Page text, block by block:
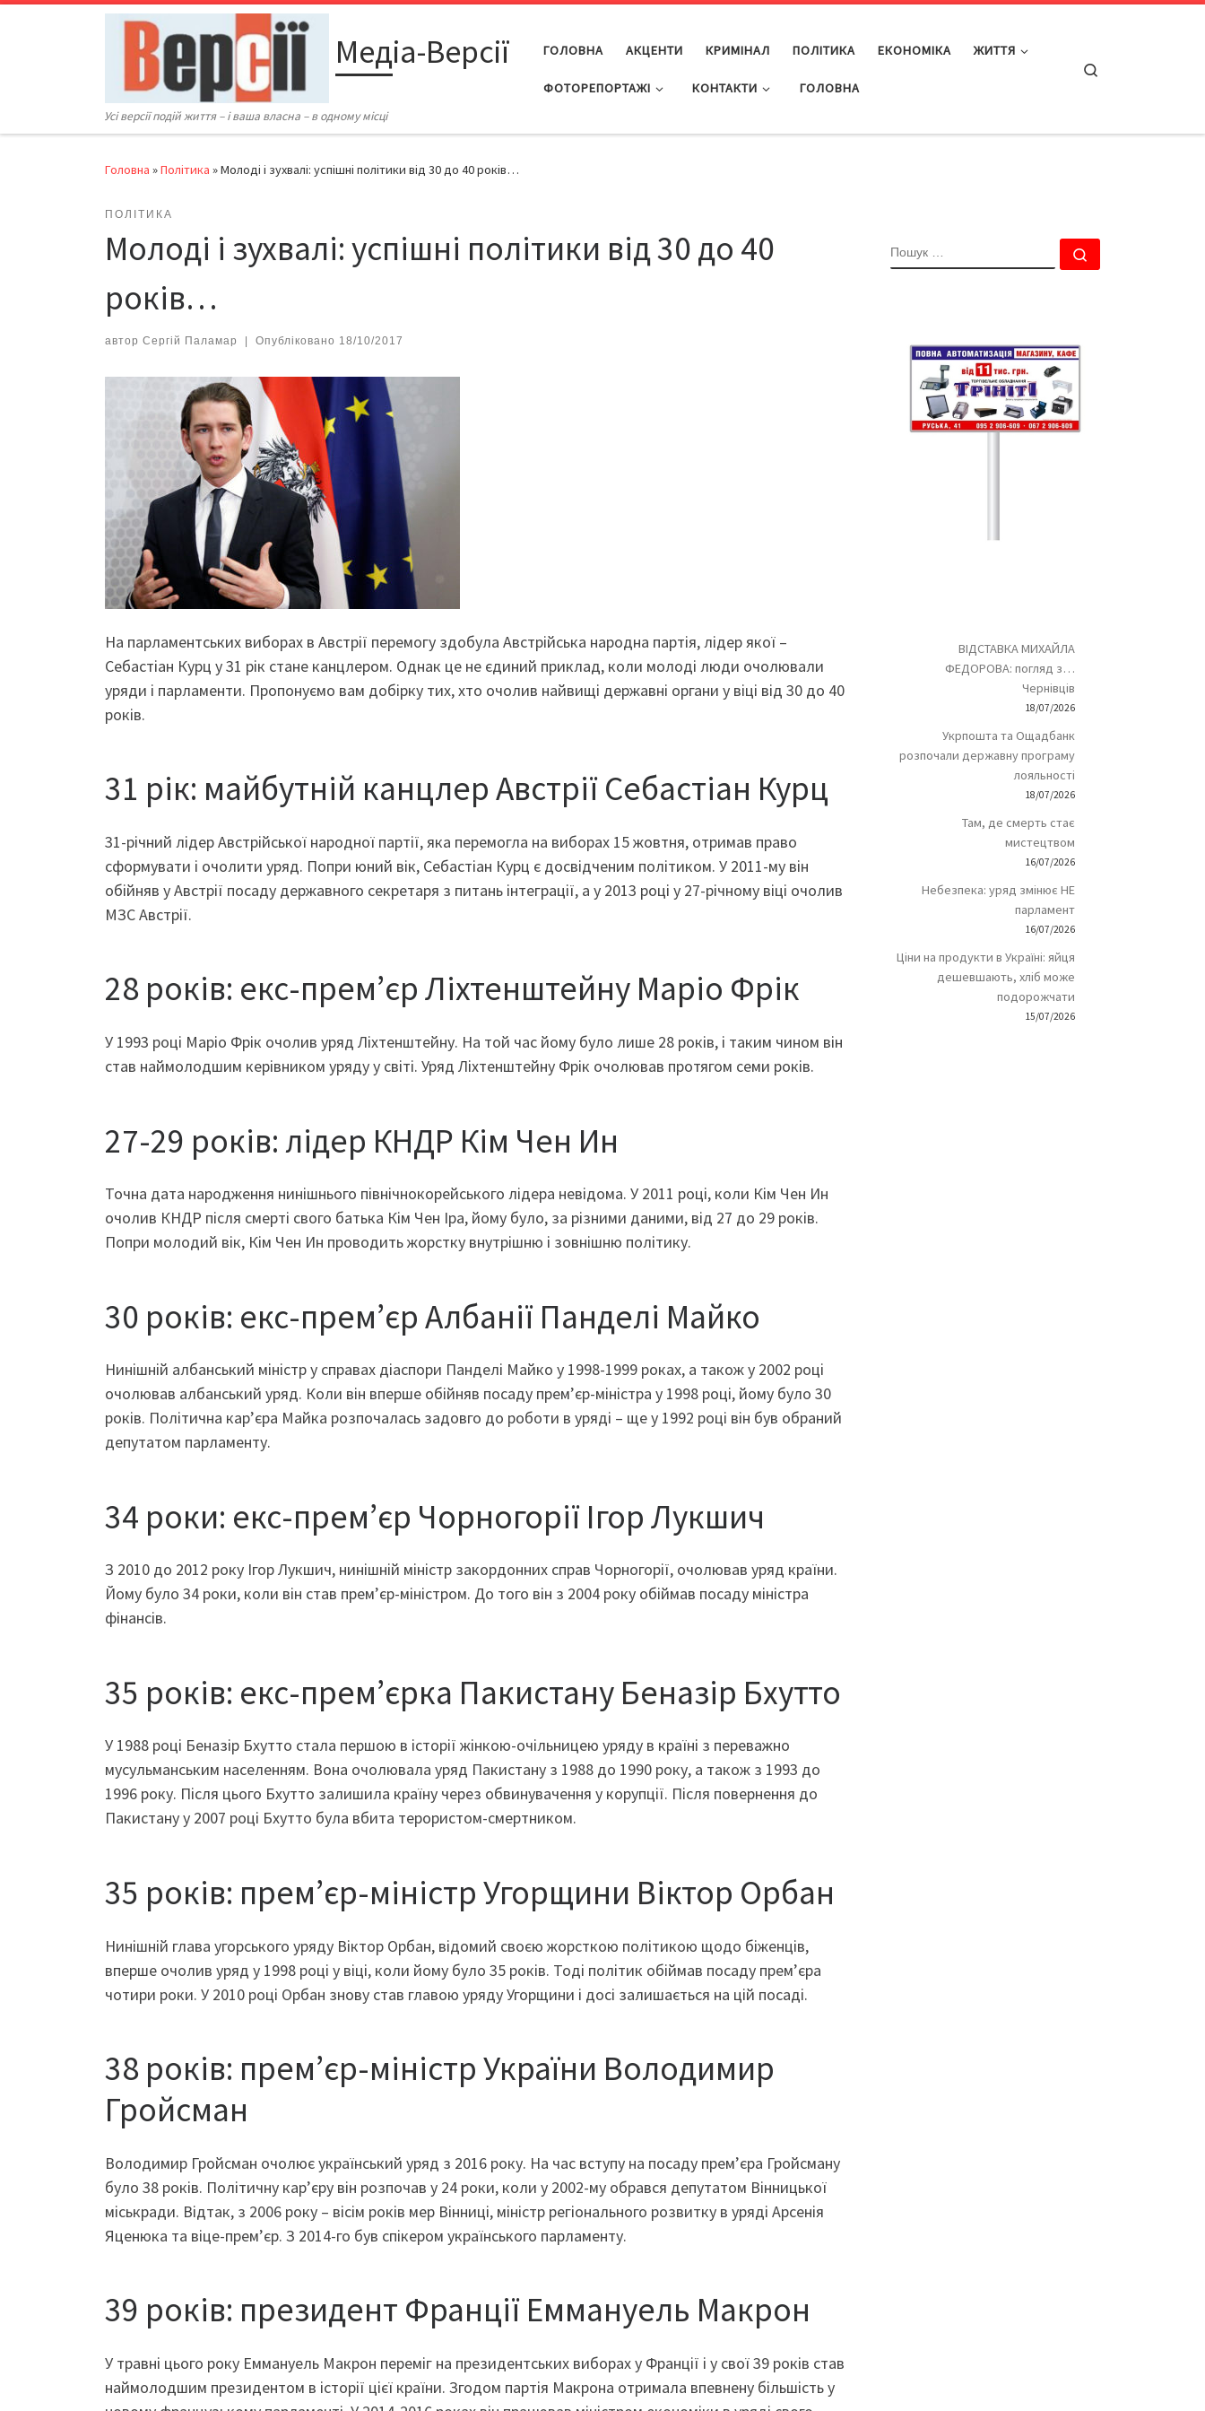
Перейти до вмісту
Медіа-Версії
Усі версії подій життя – і ваша власна – в одному місці
ГОЛОВНА АКЦЕНТИ КРИМІНАЛ ПОЛІТИКА ЕКОНОМІКА ЖИТТЯ
ФОТОРЕПОРТАЖІ КОНТАКТИ ГОЛОВНА
Головна »Політика »Молоді і зухвалі: успішні політики від 30 до 40 років…
ПОЛІТИКА
Молоді і зухвалі: успішні політики від 30 до 40
років…
автор Сергій Паламар Опубліковано 18/10/2017
На парламентських виборах в Австрії перемогу здобула Австрійська народна партія, лідер якої –
Себастіан Курц у 31 рік стане канцлером. Однак це не єдиний приклад, коли молоді люди очолювали
уряди і парламенти. Пропонуємо вам добірку тих, хто очолив найвищі державні органи у віці від 30 до 40
років.
31 рік: майбутній канцлер Австрії Себастіан Курц
31-річний лідер Австрійської народної партії, яка перемогла на виборах 15 жовтня, отримав право
сформувати і очолити уряд. Попри юний вік, Себастіан Курц є досвідченим політиком. У 2011-му він
обійняв у Австрії посаду державного секретаря з питань інтеграції, а у 2013 році у 27-річному віці очолив
МЗС Австрії.
28 років: екс-прем’єр Ліхтенштейну Маріо Фрік
У 1993 році Маріо Фрік очолив уряд Ліхтенштейну. На той час йому було лише 28 років, і таким чином він
став наймолодшим керівником уряду у світі. Уряд Ліхтенштейну Фрік очолював протягом семи років.
27-29 років: лідер КНДР Кім Чен Ин
Точна дата народження нинішнього північнокорейського лідера невідома. У 2011 році, коли Кім Чен Ин
очолив КНДР після смерті свого батька Кім Чен Іра, йому було, за різними даними, від 27 до 29 років.
Попри молодий вік, Кім Чен Ин проводить жорстку внутрішню і зовнішню політику.
30 років: екс-прем’єр Албанії Панделі Майко
Нинішній албанський міністр у справах діаспори Панделі Майко у 1998-1999 роках, а також у 2002 році
очолював албанський уряд. Коли він вперше обійняв посаду прем’єр-міністра у 1998 році, йому було 30
років. Політична кар’єра Майка розпочалась задовго до роботи в уряді – ще у 1992 році він був обраний
депутатом парламенту.
34 роки: екс-прем’єр Чорногорії Ігор Лукшич
З 2010 до 2012 року Ігор Лукшич, нинішній міністр закордонних справ Чорногорії, очолював уряд країни.
Йому було 34 роки, коли він став прем’єр-міністром. До того він з 2004 року обіймав посаду міністра
фінансів.
35 років: екс-прем’єрка Пакистану Беназір Бхутто
У 1988 році Беназір Бхутто стала першою в історії жінкою-очільницею уряду в країні з переважно
мусульманським населенням. Вона очолювала уряд Пакистану з 1988 до 1990 року, а також з 1993 до
1996 року. Після цього Бхутто залишила країну через обвинувачення у корупції. Після повернення до
Пакистану у 2007 році Бхутто була вбита терористом-смертником.
35 років: прем’єр-міністр Угорщини Віктор Орбан
Нинішній глава угорського уряду Віктор Орбан, відомий своєю жорсткою політикою щодо біженців,
вперше очолив уряд у 1998 році у віці, коли йому було 35 років. Тоді політик обіймав посаду прем’єра
чотири роки. У 2010 році Орбан знову став главою уряду Угорщини і досі залишається на цій посаді.
38 років: прем’єр-міністр України Володимир
Гройсман
Володимир Гройсман очолює український уряд з 2016 року. На час вступу на посаду прем’єра Гройсману
було 38 років. Політичну кар’єру він розпочав у 24 роки, коли у 2002-му обрався депутатом Вінницької
міськради. Відтак, з 2006 року – вісім років мер Вінниці, міністр регіонального розвитку в уряді Арсенія
Яценюка та віце-прем’єр. З 2014-го був спікером українського парламенту.
39 років: президент Франції Еммануель Макрон
У травні цього року Еммануель Макрон переміг на президентських виборах у Франції і у свої 39 років став
наймолодшим президентом в історії цієї країни. Згодом партія Макрона отримала впевнену більшість у
ПОШУК
ВІДСТАВКА МИХАЙЛА
ФЕДОРОВА: погляд з…
Чернівців
18/07/2026
Укрпошта та Ощадбанк
розпочали державну програму
лояльності
18/07/2026
Там, де смерть стає
мистецтвом
16/07/2026
Небезпека: уряд змінює НЕ
парламент
16/07/2026
Ціни на продукти в Україні: яйця
дешевшають, хліб може
подорожчати
15/07/2026